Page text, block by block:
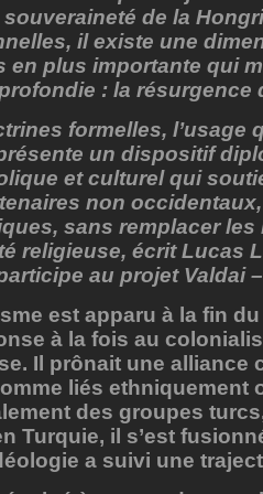
de la
il existe une
en plus importante qui
: la résurgence
formelles, l’usage
un dispositif
et culturel qui
non
sans remplacer
religieuse, écrit Lucas
au projet Valdai
est apparu à la fin du
à la fois au
Il prônait une alliance
liés ethniquement
des groupes
Turquie, il s’est
a suivi une